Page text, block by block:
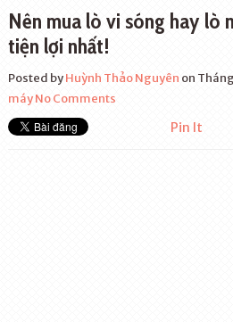
Nên mua lò vi sóng hay lò
tiện lợi nhất!
Posted byHuỳnh Thảo Nguyên on
máyNo Comments
Pin It